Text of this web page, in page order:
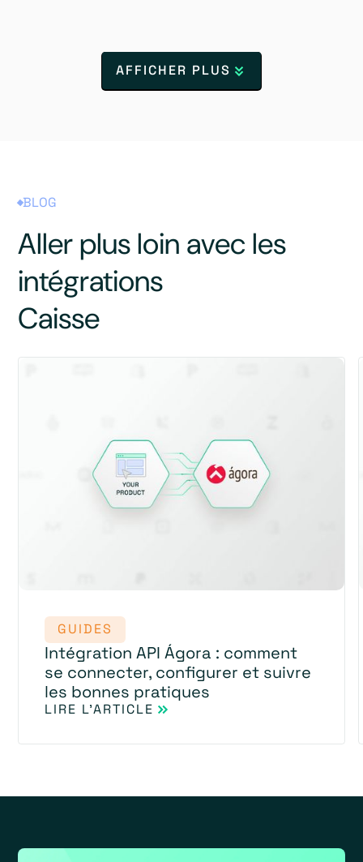
AFFICHER PLUS
BLOG
Aller plus loin avec les
intégrations
Caisse
GUIDES
Intégration API Ágora : comment
se connecter, configurer et suivre
les bonnes pratiques
LIRE L'ARTICLE